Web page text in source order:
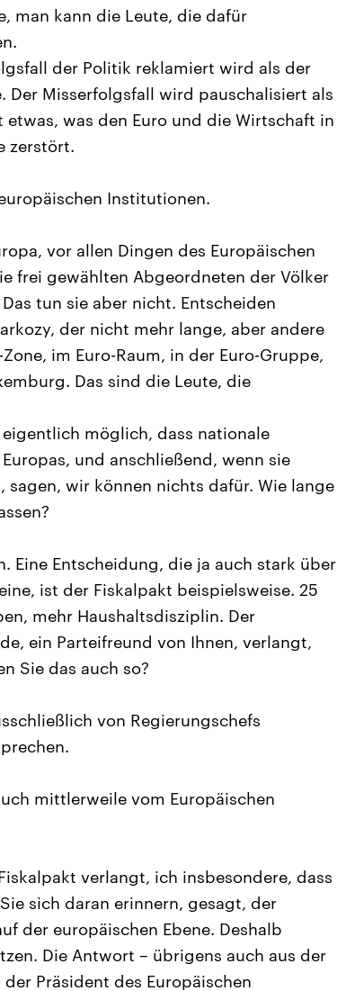
man kann die Leute, die dafür
der Politik reklamiert wird als der
Der Misserfolgsfall wird pauschalisiert als
was den Euro und die Wirtschaft in
zerstört.
Institutionen.
vor allen Dingen des Europäischen
frei gewählten Abgeordneten der Völker
tun sie aber nicht. Entscheiden
der nicht mehr lange, aber andere
im Euro-Raum, in der Euro-Gruppe,
Das sind die Leute, die
möglich, dass nationale
und anschließend, wenn sie
sagen, wir können nichts dafür. Wie lange
Eine Entscheidung, die ja auch stark über
ist der Fiskalpakt beispielsweise. 25
mehr Haushaltsdisziplin. Der
ein Parteifreund von Ihnen, verlangt,
Sie das auch so?
von Regierungschefs
mittlerweile vom Europäischen
verlangt, ich insbesondere, dass
sich daran erinnern, gesagt, der
der europäischen Ebene. Deshalb
Die Antwort – übrigens auch aus der
Präsident des Europäischen